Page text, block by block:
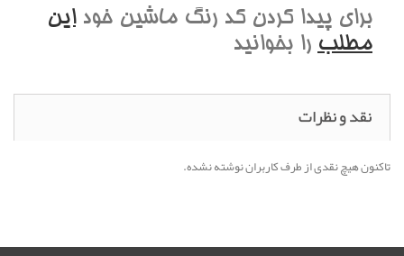
براي پيدا کردن کد رنگ ماشين خوداين
مطلب را بخوانيد
نقد و نظرات
تاکنون هیچ نقدی از طرف کاربران نوشته نشده.